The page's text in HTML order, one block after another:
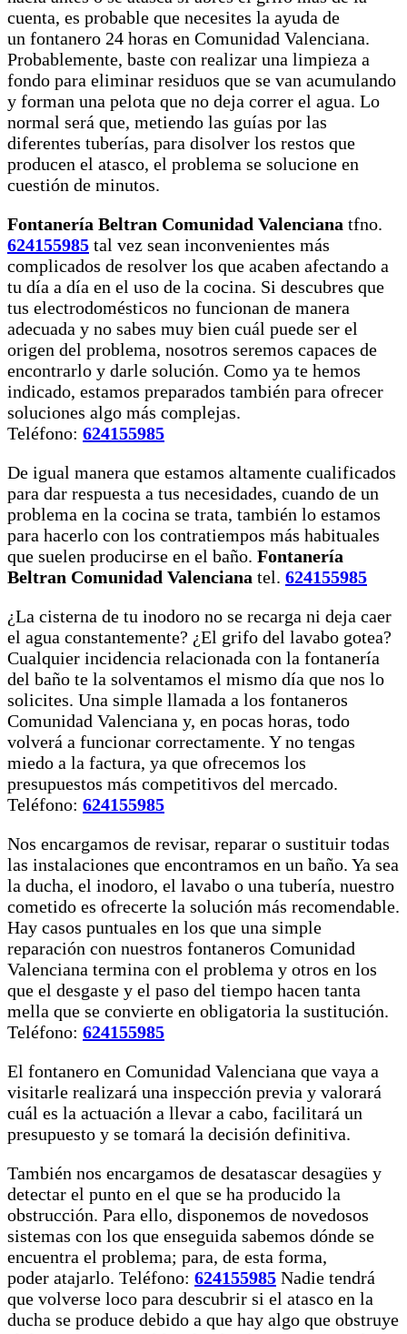
cuenta, es probable que necesites la ayuda de
un fontanero 24 horas en Comunidad Valenciana.
Probablemente, baste con realizar una limpieza a
fondo para eliminar residuos que se van acumulando
y forman una pelota que no deja correr el agua. Lo
normal será que, metiendo las guías por las
diferentes tuberías, para disolver los restos que
producen el atasco, el problema se solucione en
cuestión de minutos.
Fontanería Beltran Comunidad Valenciana tfno.
624155985 tal vez sean inconvenientes más
complicados de resolver los que acaben afectando a
tu día a día en el uso de la cocina. Si descubres que
tus electrodomésticos no funcionan de manera
adecuada y no sabes muy bien cuál puede ser el
origen del problema, nosotros seremos capaces de
encontrarlo y darle solución. Como ya te hemos
indicado, estamos preparados también para ofrecer
soluciones algo más complejas.
Teléfono: 624155985
De igual manera que estamos altamente cualificados
para dar respuesta a tus necesidades, cuando de un
problema en la cocina se trata, también lo estamos
para hacerlo con los contratiempos más habituales
que suelen producirse en el baño. Fontanería
Beltran Comunidad Valenciana tel. 624155985
¿La cisterna de tu inodoro no se recarga ni deja caer
el agua constantemente? ¿El grifo del lavabo gotea?
Cualquier incidencia relacionada con la fontanería
del baño te la solventamos el mismo día que nos lo
solicites. Una simple llamada a los fontaneros
Comunidad Valenciana y, en pocas horas, todo
volverá a funcionar correctamente. Y no tengas
miedo a la factura, ya que ofrecemos los
presupuestos más competitivos del mercado.
Teléfono: 624155985
Nos encargamos de revisar, reparar o sustituir todas
las instalaciones que encontramos en un baño. Ya sea
la ducha, el inodoro, el lavabo o una tubería, nuestro
cometido es ofrecerte la solución más recomendable.
Hay casos puntuales en los que una simple
reparación con nuestros fontaneros Comunidad
Valenciana termina con el problema y otros en los
que el desgaste y el paso del tiempo hacen tanta
mella que se convierte en obligatoria la sustitución.
Teléfono: 624155985
El fontanero en Comunidad Valenciana que vaya a
visitarle realizará una inspección previa y valorará
cuál es la actuación a llevar a cabo, facilitará un
presupuesto y se tomará la decisión definitiva.
También nos encargamos de desatascar desagües y
detectar el punto en el que se ha producido la
obstrucción. Para ello, disponemos de novedosos
sistemas con los que enseguida sabemos dónde se
encuentra el problema; para, de esta forma,
poder atajarlo. Teléfono: 624155985 Nadie tendrá
que volverse loco para descubrir si el atasco en la
ducha se produce debido a que hay algo que obstruye